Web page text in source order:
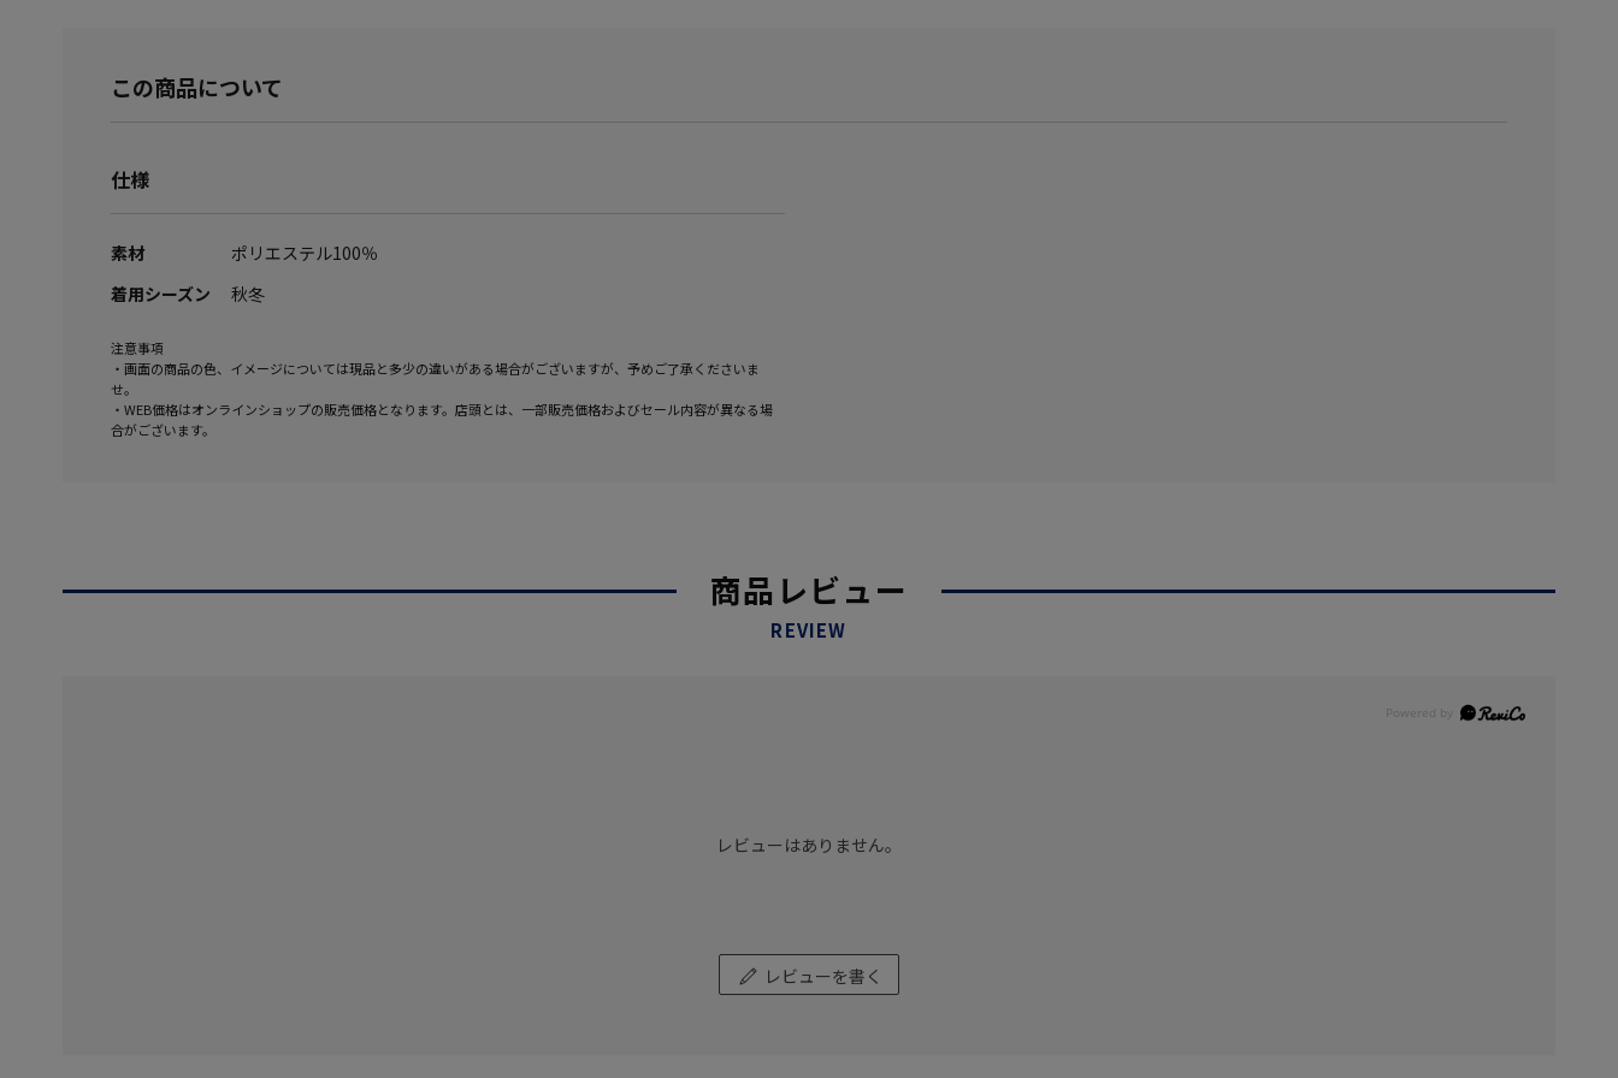
この商品について
仕様
素材
ポリエステル100％
着用シーズン
秋冬
注意事項
・画面の商品の色、イメージについては現品と多少の違いがある場合がございますが、予めご了承くださいま
せ。
・WEB価格はオンラインショップの販売価格となります。店頭とは、一部販売価格およびセール内容が異なる場
合がございます。
商品レビュー
REVIEW
レビューはありません。
レビューを書く